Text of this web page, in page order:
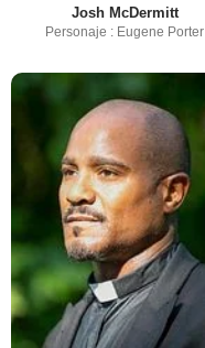
Josh McDermitt
Personaje : Eugene Porter